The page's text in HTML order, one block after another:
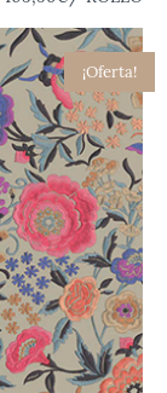
¡Oferta!